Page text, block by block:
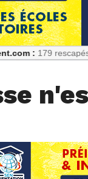
rescapés, zéro